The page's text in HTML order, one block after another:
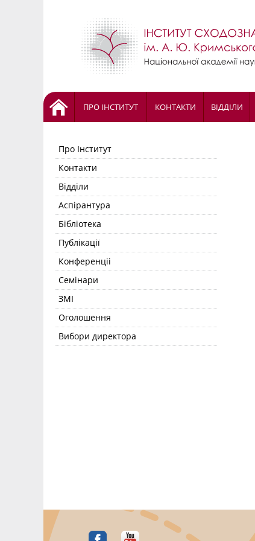
ПРО ІНСТИТУТ КОНТАКТИ ВІДДІЛИ
Про Інститут
Контакти
Відділи
Аспірантура
Бібліотека
Публікації
Конференціі
Семінари
ЗМІ
Оголошення
Вибори директора